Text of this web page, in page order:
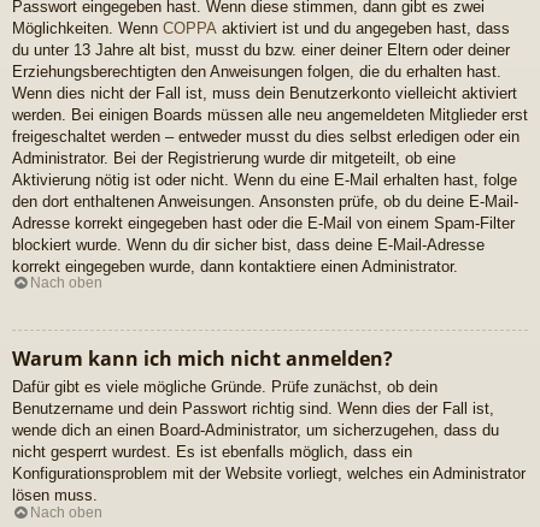
Passwort eingegeben hast. Wenn diese stimmen, dann gibt es zwei
Möglichkeiten. Wenn COPPA aktiviert ist und du angegeben hast, dass
du unter 13 Jahre alt bist, musst du bzw. einer deiner Eltern oder deiner
Erziehungsberechtigten den Anweisungen folgen, die du erhalten hast.
Wenn dies nicht der Fall ist, muss dein Benutzerkonto vielleicht aktiviert
werden. Bei einigen Boards müssen alle neu angemeldeten Mitglieder erst
freigeschaltet werden – entweder musst du dies selbst erledigen oder ein
Administrator. Bei der Registrierung wurde dir mitgeteilt, ob eine
Aktivierung nötig ist oder nicht. Wenn du eine E-Mail erhalten hast, folge
den dort enthaltenen Anweisungen. Ansonsten prüfe, ob du deine E-Mail-
Adresse korrekt eingegeben hast oder die E-Mail von einem Spam-Filter
blockiert wurde. Wenn du dir sicher bist, dass deine E-Mail-Adresse
korrekt eingegeben wurde, dann kontaktiere einen Administrator.
Nach oben
Warum kann ich mich nicht anmelden?
Dafür gibt es viele mögliche Gründe. Prüfe zunächst, ob dein
Benutzername und dein Passwort richtig sind. Wenn dies der Fall ist,
wende dich an einen Board-Administrator, um sicherzugehen, dass du
nicht gesperrt wurdest. Es ist ebenfalls möglich, dass ein
Konfigurationsproblem mit der Website vorliegt, welches ein Administrator
lösen muss.
Nach oben